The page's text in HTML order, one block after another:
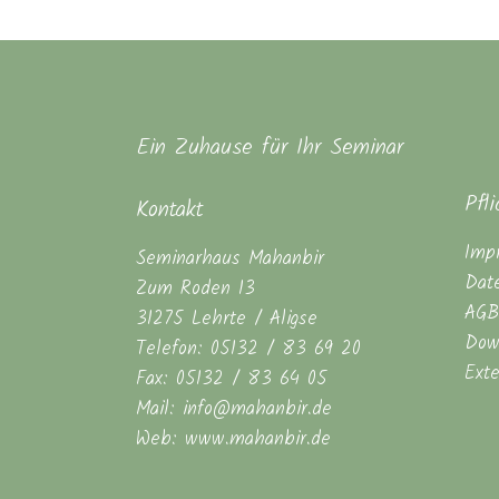
Ein Zuhause für Ihr Seminar
Kontakt
Seminarhaus Mahanbir
Zum Roden 13
31275 Lehrte / Aligse
Telefon: 05132 / 83 69 20
Fax: 05132 / 83 64 05
Mail: info@mahanbir.de
Web: www.mahanbir.de
AGB